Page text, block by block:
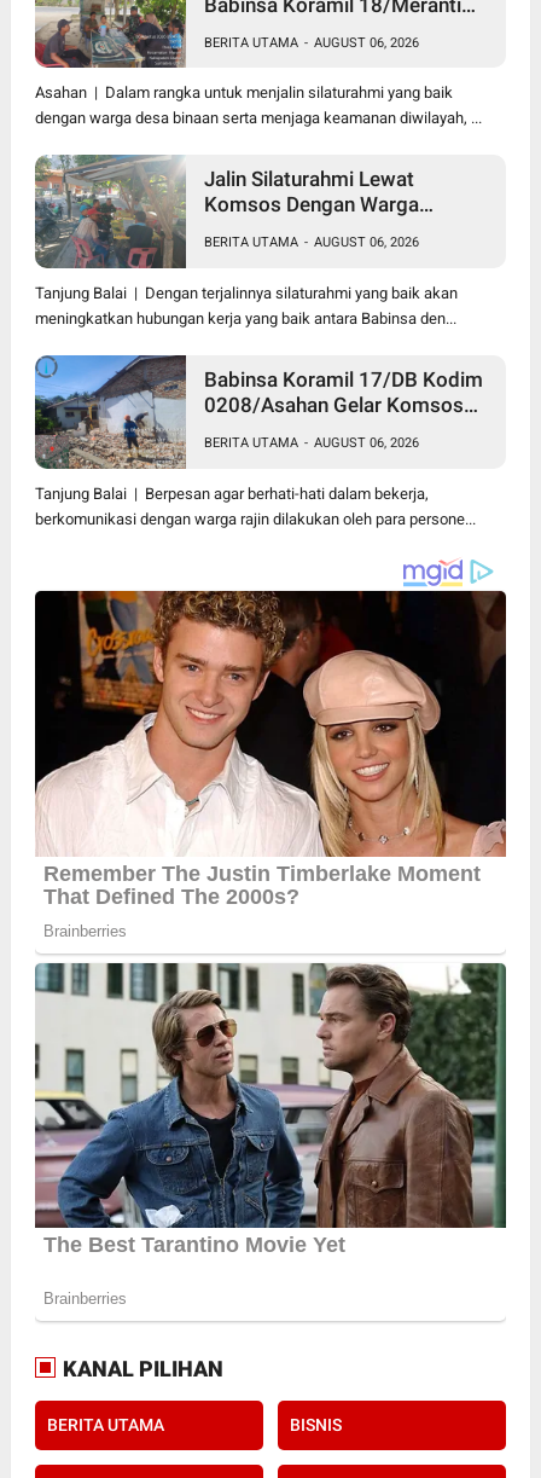
Jaga ebersihan Dan Kamtibmas
BERITA UTAMA - AUGUST 06, 2026
Asahan | Dalam rangka untuk menjalin silaturahmi yang baik
dengan warga desa binaan serta menjaga keamanan diwilayah, ...
Jalin Silaturahmi Lewat
Komsos Dengan Warga
09/TB Kodim 0208/Asahan
BERITA UTAMA - AUGUST 06, 2026
Tanjung Balai | Dengan terjalinnya silaturahmi yang baik akan
meningkatkan hubungan kerja yang baik antara Babinsa den...
Babinsa Koramil 17/DB Kodim
0208/Asahan Gelar Komsos
BERITA UTAMA - AUGUST 06, 2026
Tanjung Balai | Berpesan agar berhati-hati dalam bekerja,
berkomunikasi dengan warga rajin dilakukan oleh para persone...
KANAL PILIHAN
BERITA UTAMA BISNIS